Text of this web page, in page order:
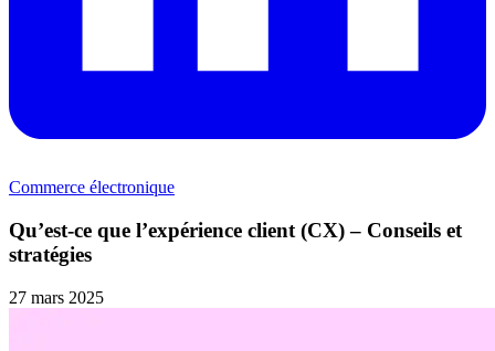
Commerce électronique
Qu’est-ce que l’expérience client (CX) – Conseils et
stratégies
27 mars 2025